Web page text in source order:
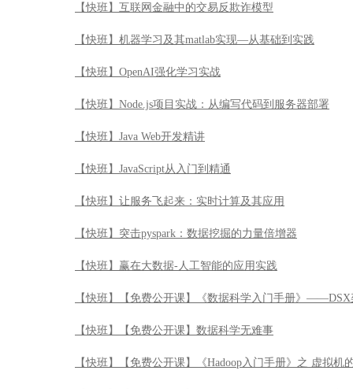
【快班】互联网金融中的交易反欺诈模型
【快班】机器学习及其matlab实现—从基础到实践
【快班】OpenAI强化学习实战
【快班】Node.js项目实战：从编写代码到服务器部署
【快班】Java Web开发精讲
【快班】JavaScript从入门到精通
【快班】让服务飞起来：实时计算及其应用
【快班】突击pyspark：数据挖掘的力量倍增器
【快班】赢在大数据-人工智能的应用实践
【快班】【免费公开课】《数据科学入门手册》
【快班】【免费公开课】数据科学无难事
【快班】【免费公开课】《Hadoop入门手册》之 虚拟机